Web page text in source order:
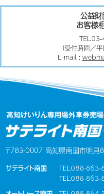
公益
お客様
（受付時間／
E-mail :
〒783-0007 高知県南国市明見
サテライト南国
TEL.088-863-
TEL.088-863-